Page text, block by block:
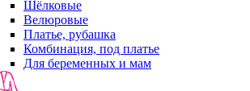
Шёлковые
Велюровые
Платье, рубашка
Комбинация, под платье
Для беременных и мам